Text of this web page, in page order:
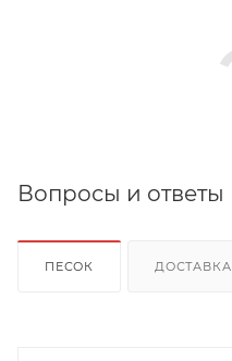
Вопросы и ответы
ПЕСОК ДОСТАВКА